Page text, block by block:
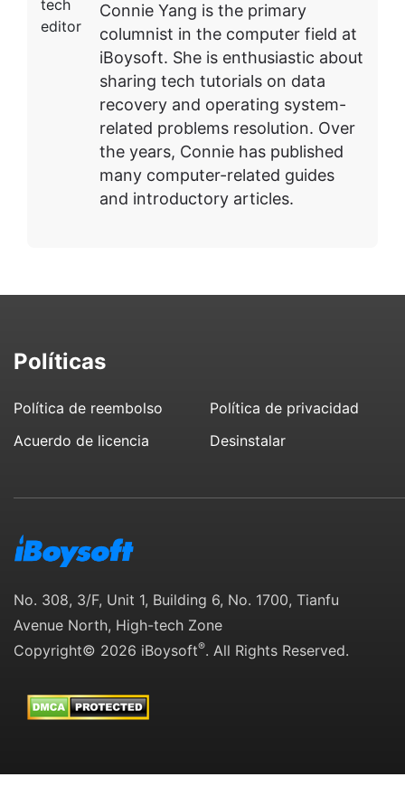
Connie Yang is the primary
columnist in the computer field at
iBoysoft. She is enthusiastic about
sharing tech tutorials on data
recovery and operating system-
related problems resolution. Over
the years, Connie has published
many computer-related guides
and introductory articles.
Políticas
Política de reembolso
Política de privacidad
Acuerdo de licencia
Desinstalar
No. 308, 3/F, Unit 1, Building 6, No. 1700, Tianfu
Avenue North, High-tech Zone
Copyright© 2026 iBoysoft®. All Rights Reserved.